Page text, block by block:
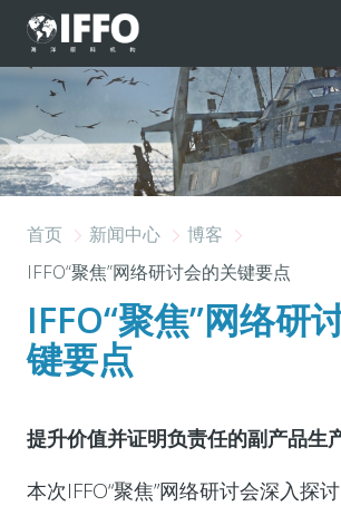
跳转到主要内容
首页 新闻中心
博客
IFFO“聚焦”网络研讨会的关键要点
IFFO“聚焦”网络研
键要点
提升价值并证明负责任的副产品生
本次IFFO“聚焦”网络研讨会深入探